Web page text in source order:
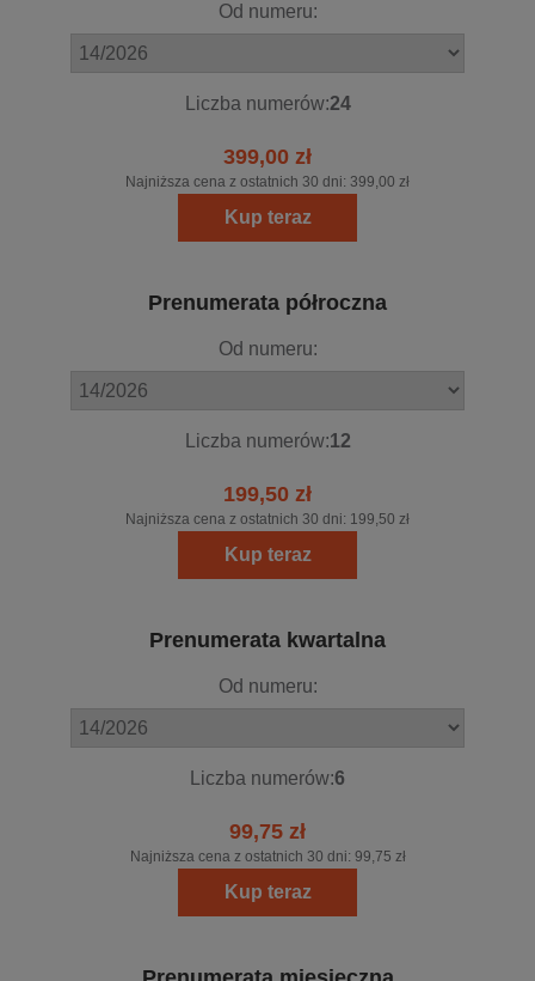
Od numeru:
Liczba numerów:24
399,00 zł
Najniższa cena z ostatnich 30 dni: 399,00 zł
Kup teraz
Prenumerata półroczna
Od numeru:
Liczba numerów:12
199,50 zł
Najniższa cena z ostatnich 30 dni: 199,50 zł
Kup teraz
Prenumerata kwartalna
Od numeru:
Liczba numerów:6
99,75 zł
Najniższa cena z ostatnich 30 dni: 99,75 zł
Kup teraz